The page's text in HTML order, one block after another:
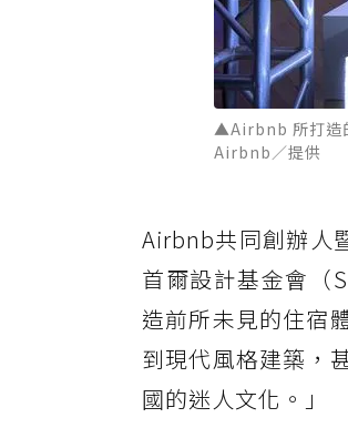
▲Airbnb 所打造
Airbnb／提供
Airbnb共同創辦人
首爾設計基金會（
造前所未見的住宿
到現代風格建築，
國的迷人文化。」